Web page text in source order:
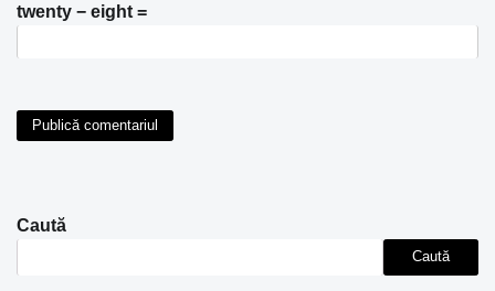
twenty − eight =
Caută
Caută